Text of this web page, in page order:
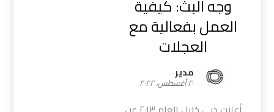
وجه البث: كيفية
العمل بفعالية مع
العجلات
مدیر
٢٠ أغسطس، ٢٠٢٢